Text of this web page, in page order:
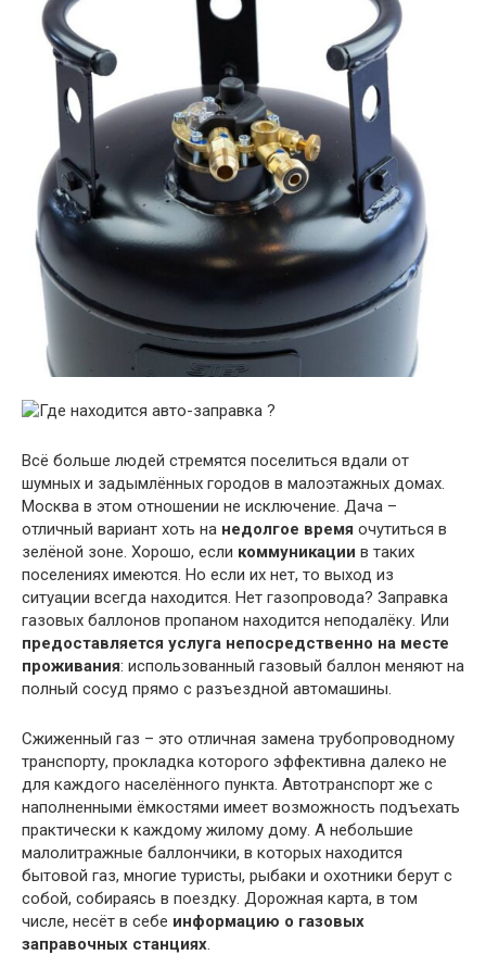
Всё больше людей стремятся поселиться вдали от
шумных и задымлённых городов в малоэтажных домах.
Москва в этом отношении не исключение. Дача –
отличный вариант хоть на недолгое время очутиться в
зелёной зоне. Хорошо, если коммуникации в таких
поселениях имеются. Но если их нет, то выход из
ситуации всегда находится. Нет газопровода? Заправка
газовых баллонов пропаном находится неподалёку. Или
предоставляется услуга непосредственно на месте
проживания: использованный газовый баллон меняют на
полный сосуд прямо с разъездной автомашины.
Сжиженный газ – это отличная замена трубопроводному
транспорту, прокладка которого эффективна далеко не
для каждого населённого пункта. Автотранспорт же с
наполненными ёмкостями имеет возможность подъехать
практически к каждому жилому дому. А небольшие
малолитражные баллончики, в которых находится
бытовой газ, многие туристы, рыбаки и охотники берут с
собой, собираясь в поездку. Дорожная карта, в том
числе, несёт в себе информацию о газовых
заправочных станциях.